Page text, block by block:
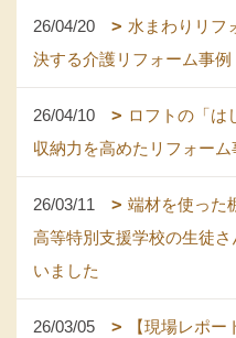
26/04/20
水まわりリフ
決する介護リフォーム事例
26/04/10
ロフトの「は
収納力を高めたリフォーム
26/03/11
端材を使った
高等特別支援学校の生徒
いました
26/03/05
【現場レポ